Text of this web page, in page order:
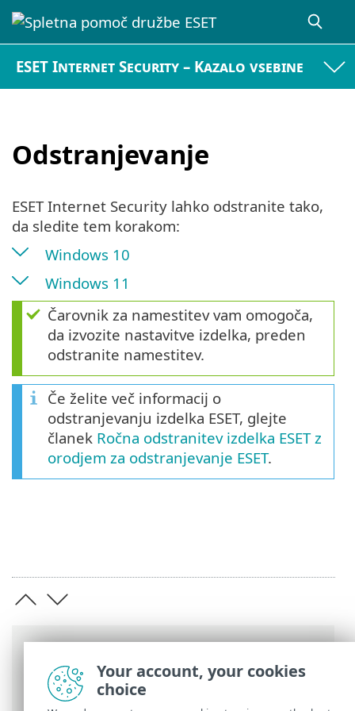
ESET Internet Security – Kazalo vsebine
Odstranjevanje
Spletna pomoč družbe ESET
Internet Security
Odstranjevanje
ESET Internet Security lahko odstranite tako,
da sledite tem korakom:
Windows 10
Windows 11
Čarovnik za namestitev vam omogoča,
da izvozite nastavitve izdelka, preden
odstranite namestitev.
Če želite več informacij o
odstranjevanju izdelka ESET, glejte
članek Ročna odstranitev izdelka ESET z
orodjem za odstranjevanje ESET.
Your account, your cookies
choice